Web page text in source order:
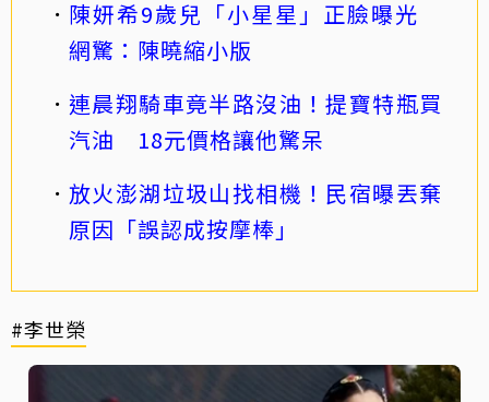
陳妍希9歲兒「小星星」正臉曝光
網驚：陳曉縮小版
連晨翔騎車竟半路沒油！提寶特瓶買
汽油 18元價格讓他驚呆
放火澎湖垃圾山找相機！民宿曝丟棄
原因「誤認成按摩棒」
#李世榮